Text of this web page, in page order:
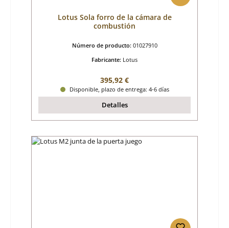
Lotus Sola forro de la cámara de
combustión
Número de producto: 01027910
Fabricante: Lotus
Precio normal:
395,92 €
Disponible, plazo de entrega: 4-6 días
Detalles